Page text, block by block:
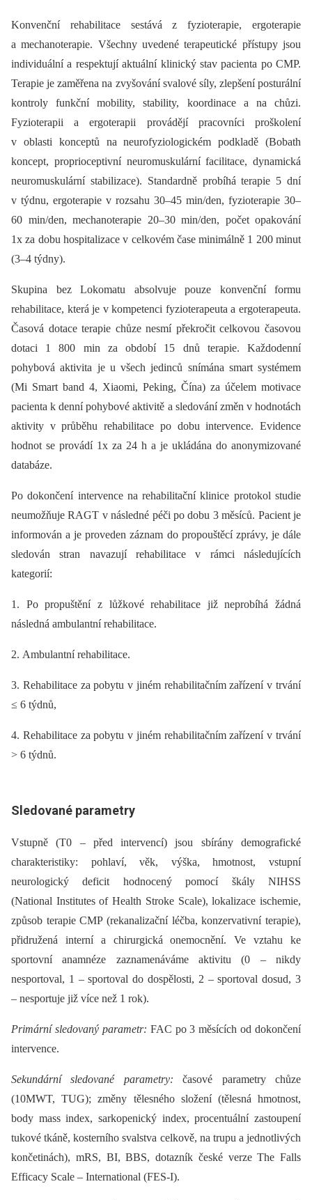
Konvenční rehabilitace sestává z fyzioterapie, ergoterapie
a mechanoterapie. Všechny uvedené terapeutické přístupy jsou
individuální a respektují aktuální klinický stav pacienta po CMP.
Terapie je zaměřena na zvyšování svalové síly, zlepšení posturální
kontroly funkční mobility, stability, koordinace a na chůzi.
Fyzioterapii a ergoterapii provádějí pracovníci proškolení
v oblasti konceptů na neurofyziologickém podkladě (Bobath
koncept, proprioceptivní neuromuskulární facilitace, dynamická
neuromuskulární stabilizace). Standardně probíhá terapie 5 dní
v týdnu, ergoterapie v rozsahu 30–45 min/den, fyzioterapie 30–
60 min/den, mechanoterapie 20–30 min/den, počet opakování
1x za dobu hospitalizace v celkovém čase minimálně 1 200 minut
(3–4 týdny).
Skupina bez Lokomatu absolvuje pouze konvenční formu
rehabilitace, která je v kompetenci fyzioterapeuta a ergoterapeuta.
Časová dotace terapie chůze nesmí překročit celkovou časovou
dotaci 1 800 min za období 15 dnů terapie. Každodenní
pohybová aktivita je u všech jedinců snímána smart systémem
(Mi Smart band 4, Xiaomi, Peking, Čína) za účelem motivace
pacienta k denní pohybové aktivitě a sledování změn v hodnotách
aktivity v průběhu rehabilitace po dobu intervence. Evidence
hodnot se provádí 1x za 24 h a je ukládána do anonymizované
databáze.
Po dokončení intervence na rehabilitační klinice protokol studie
neumožňuje RAGT v následné péči po dobu 3 měsíců. Pacient je
informován a je proveden záznam do propouštěcí zprávy, je dále
sledován stran navazují rehabilitace v rámci následujících
kategorií:
1. Po propuštění z lůžkové rehabilitace již neprobíhá žádná
následná ambulantní rehabilitace.
2. Ambulantní rehabilitace.
3. Rehabilitace za pobytu v jiném rehabilitačním zařízení v trvání
≤ 6 týdnů,
4. Rehabilitace za pobytu v jiném rehabilitačním zařízení v trvání
> 6 týdnů.
Sledované parametry
Vstupně (T0 –⁠ před intervencí) jsou sbírány demografické
charakteristiky: pohlaví, věk, výška, hmotnost, vstupní
neurologický deficit hodnocený pomocí škály NIHSS
(National Institutes of Health Stroke Scale), lokalizace ischemie,
způsob terapie CMP (rekanalizační léčba, konzervativní terapie),
přidružená interní a chirurgická onemocnění. Ve vztahu ke
sportovní anamnéze zaznamenáváme aktivitu (0 –⁠ nikdy
nesportoval, 1 –⁠ sportoval do dospělosti, 2 –⁠ sportoval dosud, 3
–⁠ nesportuje již více než 1 rok).
Primární sledovaný parametr: FAC po 3 měsících od dokončení
intervence.
Sekundární sledované parametry:časové parametry chůze
(10MWT, TUG); změny tělesného složení (tělesná hmotnost,
body mass index, sarkopenický index, procentuální zastoupení
tukové tkáně, kosterního svalstva celkově, na trupu a jednotlivých
končetinách), mRS, BI, BBS, dotazník české verze The Falls
Efficacy Scale –⁠ International (FES-I).